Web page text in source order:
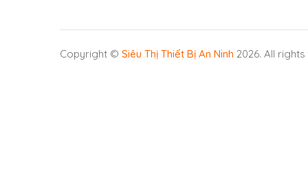
Copyright ©Siêu Thị Thiết Bị An Ninh 2026. All